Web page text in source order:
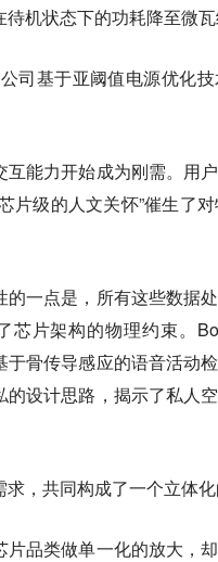
机状态下的功耗降至微
司基于亚阈值电源优化
互能力开始成为刚需。用
片级的人文关怀”催生了
的一点是，所有这些数据
芯片架构的物理约束。
于骨传导感应的语音活动
的设计思路，揭示了私
，共同构成了一个立体化
片品类做单一化的放大，